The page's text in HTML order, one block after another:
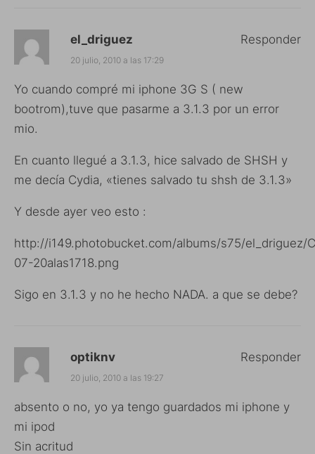
el_driguez
20 julio, 2010 a las 17:29
Yo cuando compré mi iphone 3G S ( new
bootrom),tuve que pasarme a 3.1.3 por un error
mio.
En cuanto llegué a 3.1.3, hice salvado de SHSH y
me decía Cydia, «tienes salvado tu shsh de 3.1.3»
Y desde ayer veo esto :
http://i149.photobucket.com/albums/s75/el_driguez/
07-20alas1718.png
Sigo en 3.1.3 y no he hecho NADA. a que se debe?
Responder
optiknv
20 julio, 2010 a las 19:27
absento o no, yo ya tengo guardados mi iphone y
mi ipod
Sin acritud
Responder